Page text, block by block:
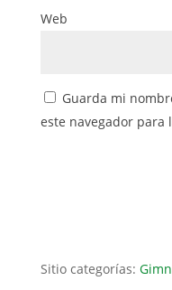
Web
Guarda mi
este navegador para
Sitio categorías: